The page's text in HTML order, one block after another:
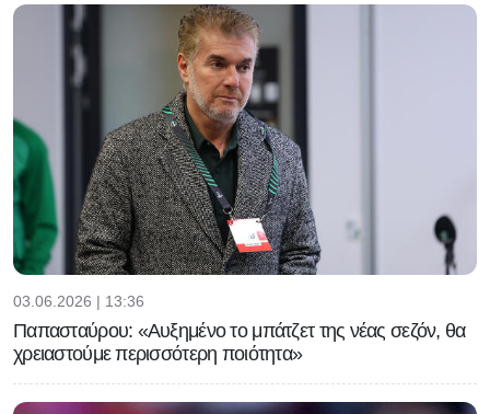
03.06.2026 | 13:36
Παπασταύρου: «Αυξημένο το μπάτζετ της νέας σεζόν, θα
χρειαστούμε περισσότερη ποιότητα»